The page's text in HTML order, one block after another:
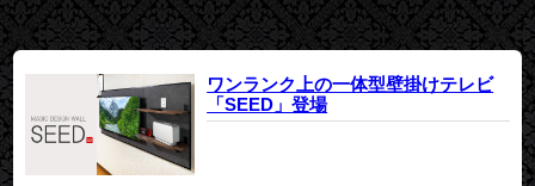
ワンランク上の一体型壁掛けテレビ
「SEED」登場